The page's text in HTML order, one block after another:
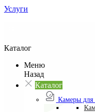
Услуги
Каталог
Меню
Назад
Каталог
Камеры для